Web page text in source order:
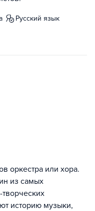
русский язык
оркестра или хора.
из самых
историю музыки,